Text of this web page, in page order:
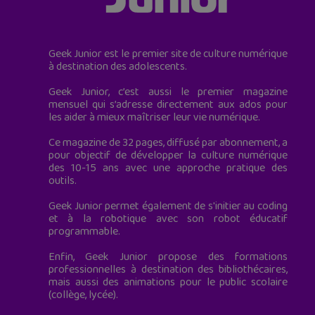
Geek Junior est le premier site de culture numérique
à destination des adolescents.
Geek Junior, c’est aussi le premier magazine
mensuel qui s’adresse directement aux ados pour
les aider à mieux maîtriser leur vie numérique.
Ce magazine de 32 pages, diffusé par abonnement, a
pour objectif de développer la culture numérique
des 10-15 ans avec une approche pratique des
outils.
Geek Junior permet également de s'initier au coding
et à la robotique avec son robot éducatif
programmable.
Enfin, Geek Junior propose des formations
professionnelles à destination des bibliothécaires,
mais aussi des animations pour le public scolaire
(collège, lycée).